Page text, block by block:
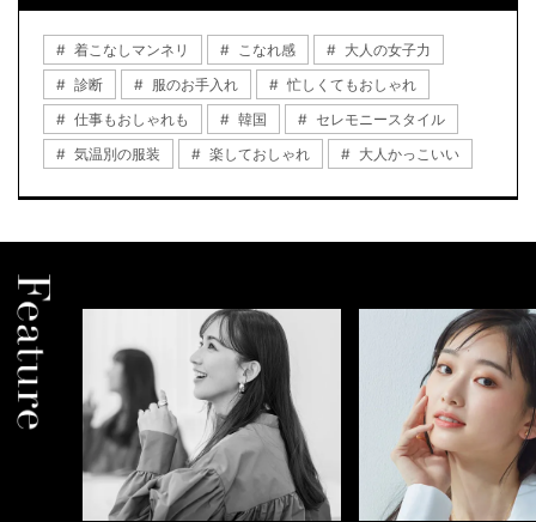
着こなしマンネリ こなれ感
大人の女子力
診断
服のお手入れ
忙しくてもおしゃれ
仕事もおしゃれも
韓国
セレモニースタイル
気温別の服装
楽しておしゃれ 大人かっこいい